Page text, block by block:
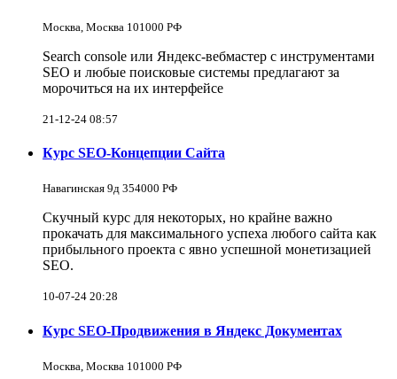
Москва, Москва 101000 РФ
Search console или Яндекс-вебмастер с инструментами
SEO и любые поисковые системы предлагают за
морочиться на их интерфейсе
21-12-24 08:57
Курс SEO-Концепции Сайта
Навагинская 9д 354000 РФ
Скучный курс для некоторых, но крайне важно
прокачать для максимального успеха любого сайта как
прибыльного проекта с явно успешной монетизацией
SEO.
10-07-24 20:28
Курс SEO-Продвижения в Яндекс Документах
Москва, Москва 101000 РФ